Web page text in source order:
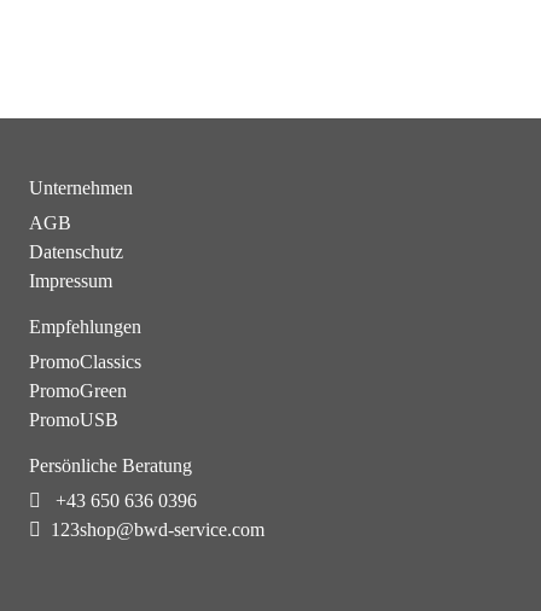
Unternehmen
AGB
Datenschutz
Impressum
Empfehlungen
PromoClassics
PromoGreen
PromoUSB
Persönliche Beratung
+43 650 636 0396
123shop@bwd-service.com